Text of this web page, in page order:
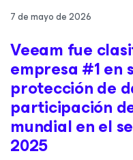
7 de mayo de 2026
Veeam fue
empresa #1 en
protección de
participación
mundial en el
2025